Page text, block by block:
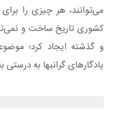
می‌توانند، هر چیزی را
کشوری تاریخ ساخت و
و گذشته ایجاد کرد؛
یادگارهای گرانبها به درستی